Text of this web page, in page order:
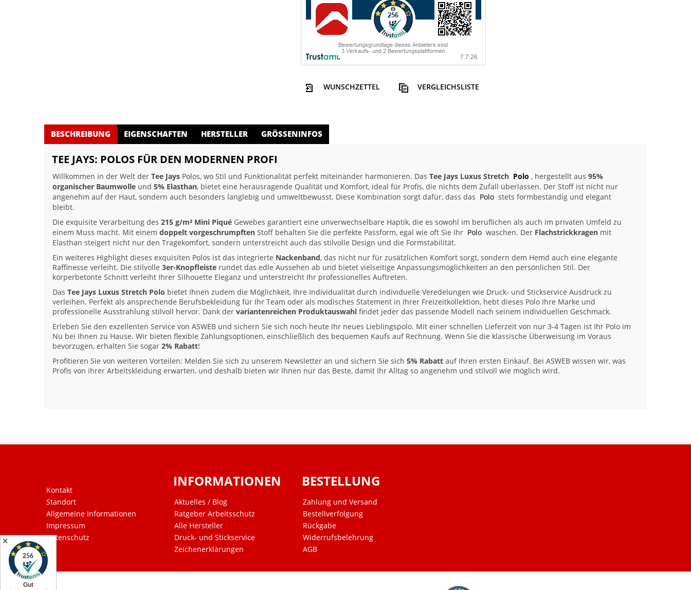
WUNSCHZETTEL VERGLEICHSLISTE
BESCHREIBUNG EIGENSCHAFTEN HERSTELLER GRÖSSENINFOS
TEE JAYS: POLOS FÜR DEN MODERNEN PROFI
Willkommen in der Welt der Tee Jays Polos, wo Stil und Funktionalität perfekt miteinander harmonieren. Das Tee Jays Luxus Stretch Polo , hergestellt aus 95%
organischer Baumwolle und 5% Elasthan, bietet eine herausragende Qualität und Komfort, ideal für Profis, die nichts dem Zufall überlassen. Der Stoff ist nicht nur
angenehm auf der Haut, sondern auch besonders langlebig und umweltbewusst. Diese Kombination sorgt dafür, dass das Polo stets formbeständig und elegant
bleibt.
Die exquisite Verarbeitung des 215 g/m² Mini Piqué Gewebes garantiert eine unverwechselbare Haptik, die es sowohl im beruflichen als auch im privaten Umfeld zu
einem Muss macht. Mit einem doppelt vorgeschrumpften Stoff behalten Sie die perfekte Passform, egal wie oft Sie Ihr Polo waschen. Der Flachstrickkragen mit
Elasthan steigert nicht nur den Tragekomfort, sondern unterstreicht auch das stilvolle Design und die Formstabilität.
Ein weiteres Highlight dieses exquisiten Polos ist das integrierte Nackenband, das nicht nur für zusätzlichen Komfort sorgt, sondern dem Hemd auch eine elegante
Raffinesse verleiht. Die stilvolle 3er-Knopfleiste rundet das edle Aussehen ab und bietet vielseitige Anpassungsmöglichkeiten an den persönlichen Stil. Der
körperbetonte Schnitt verleiht Ihrer Silhouette Eleganz und unterstreicht Ihr professionelles Auftreten.
Das Tee Jays Luxus Stretch Polo bietet Ihnen zudem die Möglichkeit, Ihre Individualität durch individuelle Veredelungen wie Druck- und Stickservice Ausdruck zu
verleihen. Perfekt als ansprechende Berufsbekleidung für Ihr Team oder als modisches Statement in Ihrer Freizeitkollektion, hebt dieses Polo Ihre Marke und
professionelle Ausstrahlung stilvoll hervor. Dank der variantenreichen Produktauswahl findet jeder das passende Modell nach seinem individuellen Geschmack.
Erleben Sie den exzellenten Service von ASWEB und sichern Sie sich noch heute Ihr neues Lieblingspolo. Mit einer schnellen Lieferzeit von nur 3-4 Tagen ist Ihr Polo im
Nu bei Ihnen zu Hause. Wir bieten flexible Zahlungsoptionen, einschließlich des bequemen Kaufs auf Rechnung. Wenn Sie die klassische Überweisung im Voraus
bevorzugen, erhalten Sie sogar 2% Rabatt!
Profitieren Sie von weiteren Vorteilen: Melden Sie sich zu unserem Newsletter an und sichern Sie sich 5% Rabatt auf Ihren ersten Einkauf. Bei ASWEB wissen wir, was
Profis von ihrer Arbeitskleidung erwarten, und deshalb bieten wir Ihnen nur das Beste, damit Ihr Alltag so angenehm und stilvoll wie möglich wird.
Kontakt
Standort
Allgemeine Informationen
Impressum
Datenschutz
INFORMATIONEN
Aktuelles / Blog
Ratgeber Arbeitsschutz
Alle Hersteller
Druck- und Stickservice
Zeichenerklärungen
BESTELLUNG
Zahlung und Versand
Bestellverfolgung
Rückgabe
Widerrufsbelehrung
AGB
✕